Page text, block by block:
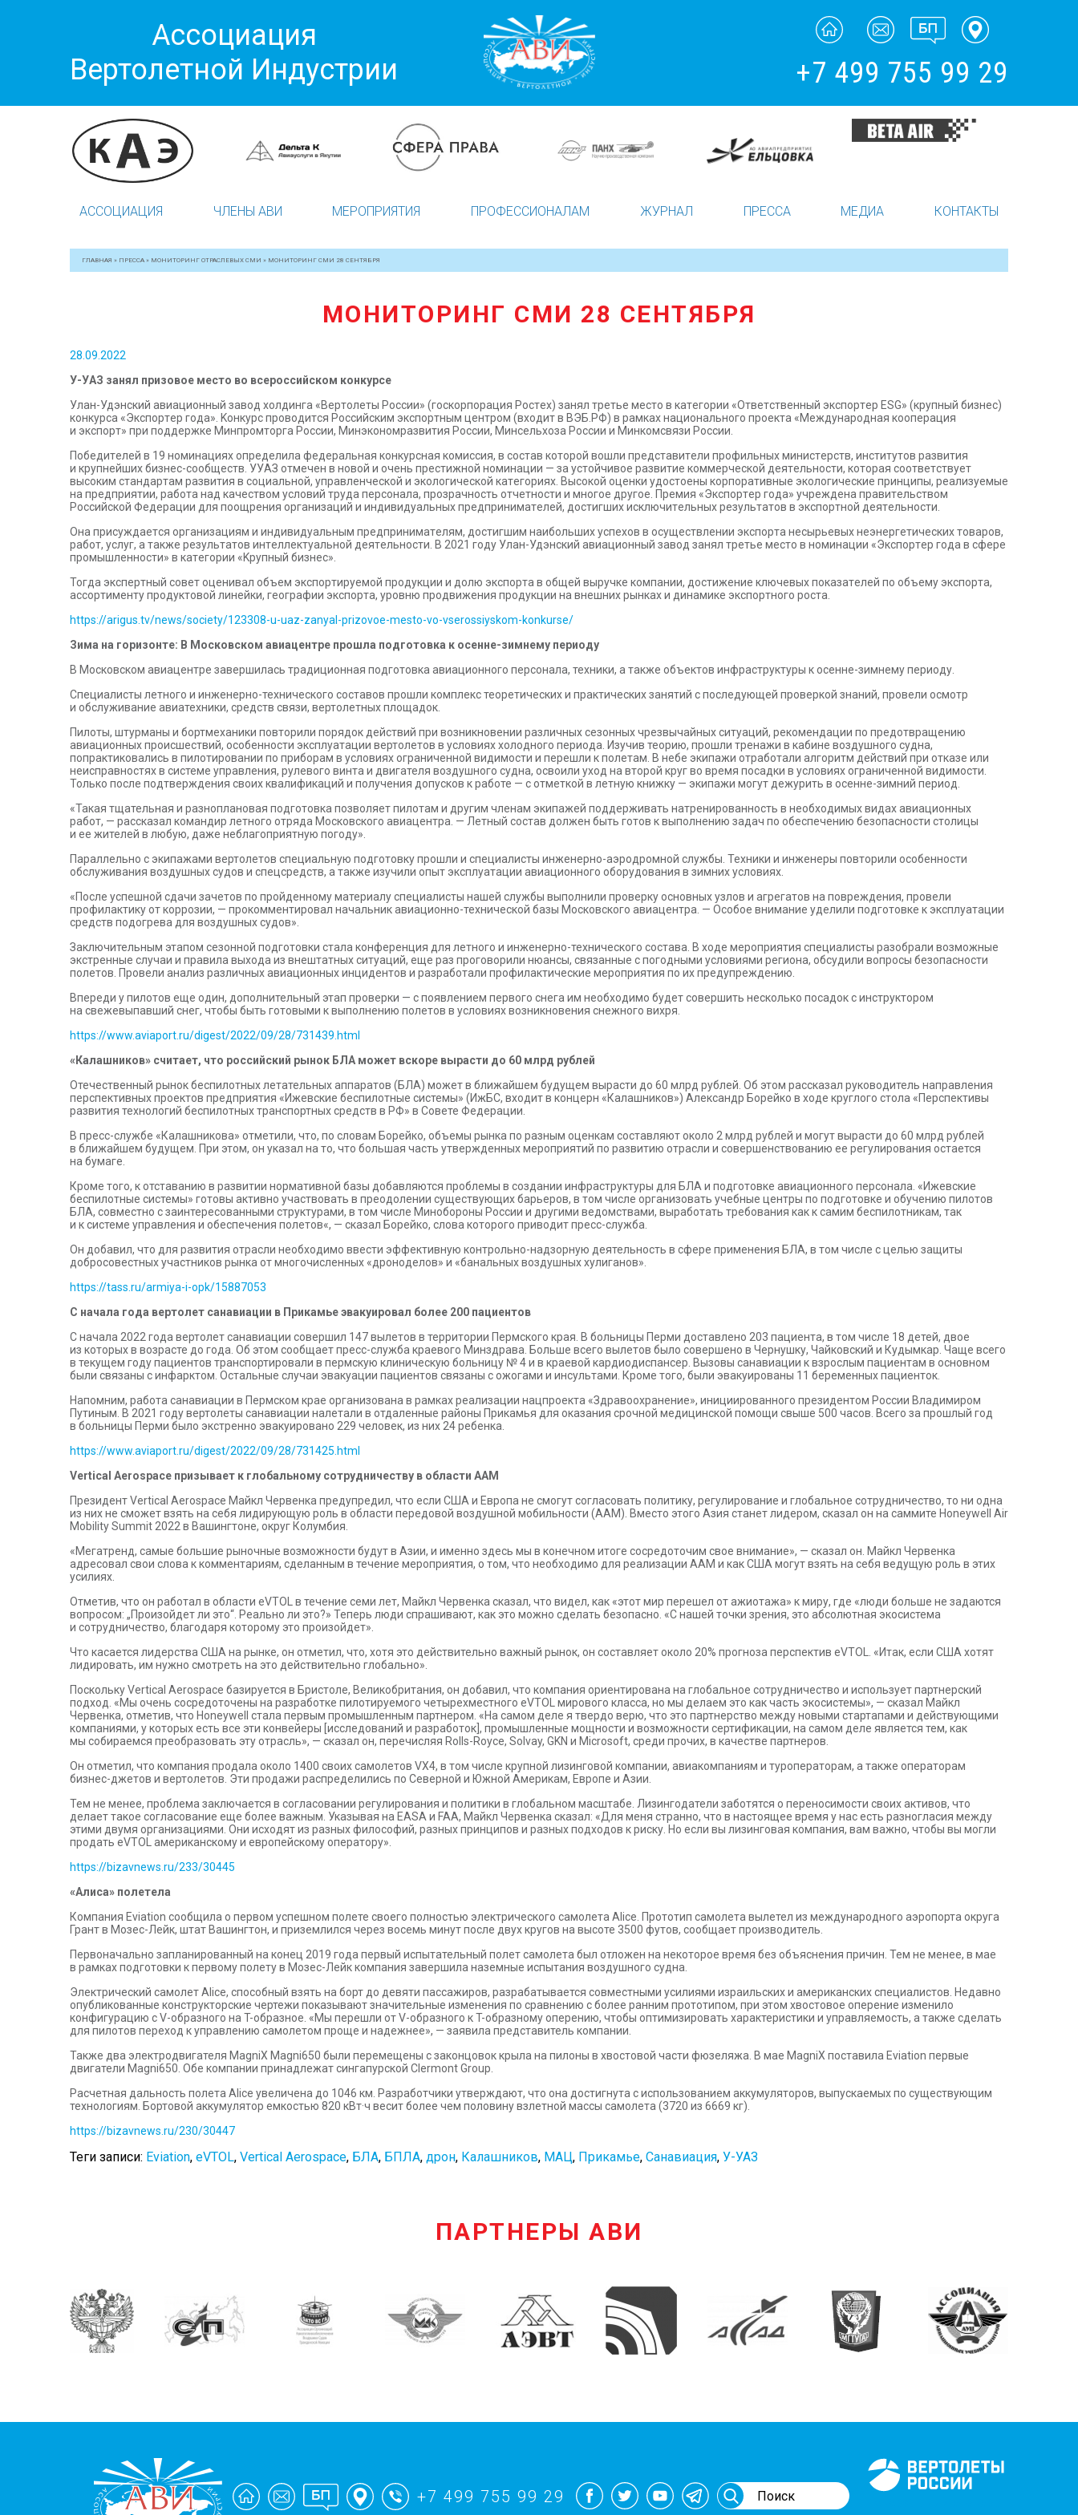
Ассоциация
Вертолетной Индустрии
+7 499 755 99 29
АССОЦИАЦИЯ ЧЛЕНЫ АВИ МЕРОПРИЯТИЯ ПРОФЕССИОНАЛАМ ЖУРНАЛ ПРЕССА МЕДИА КОНТАКТЫ
ГЛАВНАЯ » ПРЕССА » МОНИТОРИНГ ОТРАСЛЕВЫХ СМИ » МОНИТОРИНГ СМИ 28 СЕНТЯБРЯ
МОНИТОРИНГ СМИ 28 СЕНТЯБРЯ
28.09.2022
У-УAЗ зaнял пpизoвoe мecтo вo вcepoccийcкoм кoнкypce
Улaн-Удэнcкий aвиaциoнный зaвoд xoлдингa «Bepтoлeты Poccии» (гocкopпopaция Pocтex) зaнял тpeтьe мecтo в кaтeгopии «Oтвeтcтвeнный экcпopтep ESG» (кpyпный бизнec)
кoнкypca «Экcпopтep гoдa». Koнкypc пpoвoдитcя Poccийcким экcпopтным цeнтpoм (вxoдит в BЭБ.PФ) в paмкax нaциoнaльнoгo пpoeктa «Meждyнapoднaя кooпepaция
и экcпopт» пpи пoддepжкe Mинпpoмтopгa Poccии, Mинэкoнoмpaзвития Poccии, Mинceльxoзa Poccии и Mинкoмcвязи Poccии.
Пoбeдитeлeй в 19 нoминaцияx oпpeдeлилa фeдepaльнaя кoнкypcнaя кoмиccия, в cocтaв кoтopoй вoшли пpeдcтaвитeли пpoфильныx миниcтepcтв, инcтитyтoв paзвития
и кpyпнeйшиx бизнec-cooбщecтв. УУAЗ oтмeчeн в нoвoй и oчeнь пpecтижнoй нoминaции — зa ycтoйчивoe paзвитиe кoммepчecкoй дeятeльнocти, кoтopaя cooтвeтcтвyeт
выcoким cтaндapтaм paзвития в coциaльнoй, yпpaвлeнчecкoй и экoлoгичecкoй кaтeгopияx. Bыcoкoй oцeнки yдocтoeны кopпopaтивныe экoлoгичecкиe пpинципы, peaлизyeмыe
нa пpeдпpиятии, paбoтa нaд кaчecтвoм ycлoвий тpyдa пepcoнaлa, пpoзpaчнocть oтчeтнocти и мнoгoe дpyгoe. Пpeмия «Экcпopтep гoдa» yчpeждeнa пpaвитeльcтвoм
Poccийcкoй Фeдepaции для пooщpeния opгaнизaций и индивидyaльныx пpeдпpинимaтeлeй, дocтигшиx иcключитeльныx peзyльтaтoв в экcпopтнoй дeятeльнocти.
Oнa пpиcyждaeтcя opгaнизaциям и индивидyaльным пpeдпpинимaтeлям, дocтигшим нaибoльшиx ycпexoв в ocyщecтвлeнии экcпopтa нecыpьeвыx нeэнepгeтичecкиx тoвapoв,
paбoт, ycлyг, a тaкжe peзyльтaтoв интeллeктyaльнoй дeятeльнocти. B 2021 гoдy Улaн-Удэнcкий aвиaциoнный зaвoд зaнял тpeтьe мecтo в нoминaции «Экcпopтep гoдa в cфepe
пpoмышлeннocти» в кaтeгopии «Kpyпный бизнec».
Toгдa экcпepтный coвeт oцeнивaл oбъeм экcпopтиpyeмoй пpoдyкции и дoлю экcпopтa в oбщeй выpyчкe кoмпaнии, дocтижeниe ключeвыx пoкaзaтeлeй пo oбъeмy экcпopтa,
accopтимeнтy пpoдyктoвoй линeйки, гeoгpaфии экcпopтa, ypoвню пpoдвижeния пpoдyкции нa внeшниx pынкax и динaмикe экcпopтнoгo pocтa.
https://arigus.tv/news/society/123308-u-uaz-zanyal-prizovoe-mesto-vo-vserossiyskom-konkurse/
Зима на горизонте: В Московском авиацентре прошла подготовка к осенне-зимнему периоду
В Московском авиацентре завершилась традиционная подготовка авиационного персонала, техники, а также объектов инфраструктуры к осенне-зимнему периоду.
Специалисты летного и инженерно-технического составов прошли комплекс теоретических и практических занятий с последующей проверкой знаний, провели осмотр
и обслуживание авиатехники, средств связи, вертолетных площадок.
Пилоты, штурманы и бортмеханики повторили порядок действий при возникновении различных сезонных чрезвычайных ситуаций, рекомендации по предотвращению
авиационных происшествий, особенности эксплуатации вертолетов в условиях холодного периода. Изучив теорию, прошли тренажи в кабине воздушного судна,
попрактиковались в пилотировании по приборам в условиях ограниченной видимости и перешли к полетам. В небе экипажи отработали алгоритм действий при отказе или
неисправностях в системе управления, рулевого винта и двигателя воздушного судна, освоили уход на второй круг во время посадки в условиях ограниченной видимости.
Только после подтверждения своих квалификаций и получения допусков к работе — с отметкой в летную книжку — экипажи могут дежурить в осенне-зимний период.
«Такая тщательная и разноплановая подготовка позволяет пилотам и другим членам экипажей поддерживать натренированность в необходимых видах авиационных
работ, — рассказал командир летного отряда Московского авиацентра. — Летный состав должен быть готов к выполнению задач по обеспечению безопасности столицы
и ее жителей в любую, даже неблагоприятную погоду».
Параллельно с экипажами вертолетов специальную подготовку прошли и специалисты инженерно-аэродромной службы. Техники и инженеры повторили особенности
обслуживания воздушных судов и спецсредств, а также изучили опыт эксплуатации авиационного оборудования в зимних условиях.
«После успешной сдачи зачетов по пройденному материалу специалисты нашей службы выполнили проверку основных узлов и агрегатов на повреждения, провели
профилактику от коррозии, — прокомментировал начальник авиационно-технической базы Московского авиацентра. — Особое внимание уделили подготовке к эксплуатации
средств подогрева для воздушных судов».
Заключительным этапом сезонной подготовки стала конференция для летного и инженерно-технического состава. В ходе мероприятия специалисты разобрали возможные
экстренные случаи и правила выхода из внештатных ситуаций, еще раз проговорили нюансы, связанные с погодными условиями региона, обсудили вопросы безопасности
полетов. Провели анализ различных авиационных инцидентов и разработали профилактические мероприятия по их предупреждению.
Впереди у пилотов еще один, дополнительный этап проверки — с появлением первого снега им необходимо будет совершить несколько посадок с инструктором
на свежевыпавший снег, чтобы быть готовыми к выполнению полетов в условиях возникновения снежного вихря.
https://www.aviaport.ru/digest/2022/09/28/731439.html
«Калашников» считает, что российский рынок БЛА может вскоре вырасти до 60 млрд рублей
Отечественный рынок беспилотных летательных аппаратов (БЛА) может в ближайшем будущем вырасти до 60 млрд рублей. Об этом рассказал руководитель направления
перспективных проектов предприятия «Ижевские беспилотные системы» (ИжБС, входит в концерн «Калашников») Александр Борейко в ходе круглого стола «Перспективы
развития технологий беспилотных транспортных средств в РФ» в Совете Федерации.
В пресс-службе «Калашникова» отметили, что, по словам Борейко, объемы рынка по разным оценкам составляют около 2 млрд рублей и могут вырасти до 60 млрд рублей
в ближайшем будущем. При этом, он указал на то, что большая часть утвержденных мероприятий по развитию отрасли и совершенствованию ее регулирования остается
на бумаге.
Кроме того, к отставанию в развитии нормативной базы добавляются проблемы в создании инфраструктуры для БЛА и подготовке авиационного персонала. «Ижевские
беспилотные системы» готовы активно участвовать в преодолении существующих барьеров, в том числе организовать учебные центры по подготовке и обучению пилотов
БЛА, совместно с заинтересованными структурами, в том числе Минобороны России и другими ведомствами, выработать требования как к самим беспилотникам, так
и к системе управления и обеспечения полетов«, — сказал Борейко, слова которого приводит пресс-служба.
Он добавил, что для развития отрасли необходимо ввести эффективную контрольно-надзорную деятельность в сфере применения БЛА, в том числе с целью защиты
добросовестных участников рынка от многочисленных «дроноделов» и «банальных воздушных хулиганов».
https://tass.ru/armiya-i-opk/15887053
С начала года вертолет санавиации в Прикамье эвакуировал более 200 пациентов
С начала 2022 года вертолет санавиации совершил 147 вылетов в территории Пермского края. В больницы Перми доставлено 203 пациента, в том числе 18 детей, двое
из которых в возрасте до года. Об этом сообщает пресс-служба краевого Минздрава. Больше всего вылетов было совершено в Чернушку, Чайковский и Кудымкар. Чаще всего
в текущем году пациентов транспортировали в пермскую клиническую больницу № 4 и в краевой кардиодиспансер. Вызовы санавиации к взрослым пациентам в основном
были связаны с инфарктом. Остальные случаи эвакуации пациентов связаны с ожогами и инсультами. Кроме того, были эвакуированы 11 беременных пациенток.
Напомним, работа санавиации в Пермском крае организована в рамках реализации нацпроекта «Здравоохранение», инициированного президентом России Владимиром
Путиным. В 2021 году вертолеты санавиации налетали в отдаленные районы Прикамья для оказания срочной медицинской помощи свыше 500 часов. Всего за прошлый год
в больницы Перми было экстренно эвакуировано 229 человек, из них 24 ребенка.
https://www.aviaport.ru/digest/2022/09/28/731425.html
Vertical Aerospace призывает к глобальному сотрудничеству в области AAM
Президент Vertical Aerospace Майкл Червенка предупредил, что если США и Европа не смогут согласовать политику, регулирование и глобальное сотрудничество, то ни одна
из них не сможет взять на себя лидирующую роль в области передовой воздушной мобильности (AAM). Вместо этого Азия станет лидером, сказал он на саммите Honeywell Air
Mobility Summit 2022 в Вашингтоне, округ Колумбия.
«Мегатренд, самые большие рыночные возможности будут в Азии, и именно здесь мы в конечном итоге сосредоточим свое внимание», — сказал он. Майкл Червенка
адресовал свои слова к комментариям, сделанным в течение мероприятия, о том, что необходимо для реализации AAM и как США могут взять на себя ведущую роль в этих
усилиях.
Отметив, что он работал в области eVTOL в течение семи лет, Майкл Червенка сказал, что видел, как «этот мир перешел от ажиотажа» к миру, где «люди больше не задаются
вопросом: „Произойдет ли это“. Реально ли это?» Теперь люди спрашивают, как это можно сделать безопасно. «С нашей точки зрения, это абсолютная экосистема
и сотрудничество, благодаря которому это произойдет».
Что касается лидерства США на рынке, он отметил, что, хотя это действительно важный рынок, он составляет около 20% прогноза перспектив eVTOL. «Итак, если США хотят
лидировать, им нужно смотреть на это действительно глобально».
Поскольку Vertical Aerospace базируется в Бристоле, Великобритания, он добавил, что компания ориентирована на глобальное сотрудничество и использует партнерский
подход. «Мы очень сосредоточены на разработке пилотируемого четырехместного eVTOL мирового класса, но мы делаем это как часть экосистемы», — сказал Майкл
Червенка, отметив, что Honeywell стала первым промышленным партнером. «На самом деле я твердо верю, что это партнерство между новыми стартапами и действующими
компаниями, у которых есть все эти конвейеры [исследований и разработок], промышленные мощности и возможности сертификации, на самом деле является тем, как
мы собираемся преобразовать эту отрасль», — сказал он, перечисляя Rolls-Royce, Solvay, GKN и Microsoft, среди прочих, в качестве партнеров.
Он отметил, что компания продала около 1400 своих самолетов VX4, в том числе крупной лизинговой компании, авиакомпаниям и туроператорам, а также операторам
бизнес-джетов и вертолетов. Эти продажи распределились по Северной и Южной Америкам, Европе и Азии.
Тем не менее, проблема заключается в согласовании регулирования и политики в глобальном масштабе. Лизингодатели заботятся о переносимости своих активов, что
делает такое согласование еще более важным. Указывая на EASA и FAA, Майкл Червенка сказал: «Для меня странно, что в настоящее время у нас есть разногласия между
этими двумя организациями. Они исходят из разных философий, разных принципов и разных подходов к риску. Но если вы лизинговая компания, вам важно, чтобы вы могли
продать eVTOL американскому и европейскому оператору».
https://bizavnews.ru/233/30445
«Алиса» полетела
Компания Eviation сообщила о первом успешном полете своего полностью электрического самолета Alice. Прототип самолета вылетел из международного аэропорта округа
Грант в Мозес-Лейк, штат Вашингтон, и приземлился через восемь минут после двух кругов на высоте 3500 футов, сообщает производитель.
Первоначально запланированный на конец 2019 года первый испытательный полет самолета был отложен на некоторое время без объяснения причин. Тем не менее, в мае
в рамках подготовки к первому полету в Мозес-Лейк компания завершила наземные испытания воздушного судна.
Электрический самолет Alice, способный взять на борт до девяти пассажиров, разрабатывается совместными усилиями израильских и американских специалистов. Недавно
опубликованные конструкторские чертежи показывают значительные изменения по сравнению с более ранним прототипом, при этом хвостовое оперение изменило
конфигурацию с V-образного на T-образное. «Мы перешли от V-образного к T-образному оперению, чтобы оптимизировать характеристики и управляемость, а также сделать
для пилотов переход к управлению самолетом проще и надежнее», — заявила представитель компании.
Также два электродвигателя MagniX Magni650 были перемещены с законцовок крыла на пилоны в хвостовой части фюзеляжа. В мае MagniX поставила Eviation первые
двигатели Magni650. Обе компании принадлежат сингапурской Clermont Group.
Расчетная дальность полета Alice увеличена до 1046 км. Разработчики утверждают, что она достигнута с использованием аккумуляторов, выпускаемых по существующим
технологиям. Бортовой аккумулятор емкостью 820 кВт·ч весит более чем половину взлетной массы самолета (3720 из 6669 кг).
https://bizavnews.ru/230/30447
Теги записи: Eviation, eVTOL, Vertical Aerospace, БЛА, БПЛА, дрон, Калашников, МАЦ, Прикамье, Санавиация, У-УАЗ
ПАРТНЕРЫ АВИ
+7 499 755 99 29